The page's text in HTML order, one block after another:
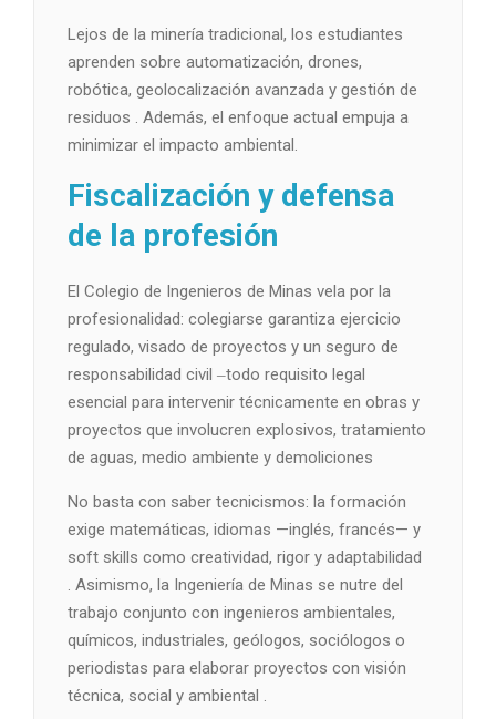
Lejos de la minería tradicional, los estudiantes
aprenden sobre automatización, drones,
robótica, geolocalización avanzada y gestión de
residuos . Además, el enfoque actual empuja a
minimizar el impacto ambiental.
Fiscalización y defensa
de la profesión
El Colegio de Ingenieros de Minas vela por la
profesionalidad: colegiarse garantiza ejercicio
regulado, visado de proyectos y un seguro de
responsabilidad civil ‒todo requisito legal
esencial para intervenir técnicamente en obras y
proyectos que involucren explosivos, tratamiento
de aguas, medio ambiente y demoliciones
No basta con saber tecnicismos: la formación
exige matemáticas, idiomas —inglés, francés— y
soft skills como creatividad, rigor y adaptabilidad
. Asimismo, la Ingeniería de Minas se nutre del
trabajo conjunto con ingenieros ambientales,
químicos, industriales, geólogos, sociólogos o
periodistas para elaborar proyectos con visión
técnica, social y ambiental .